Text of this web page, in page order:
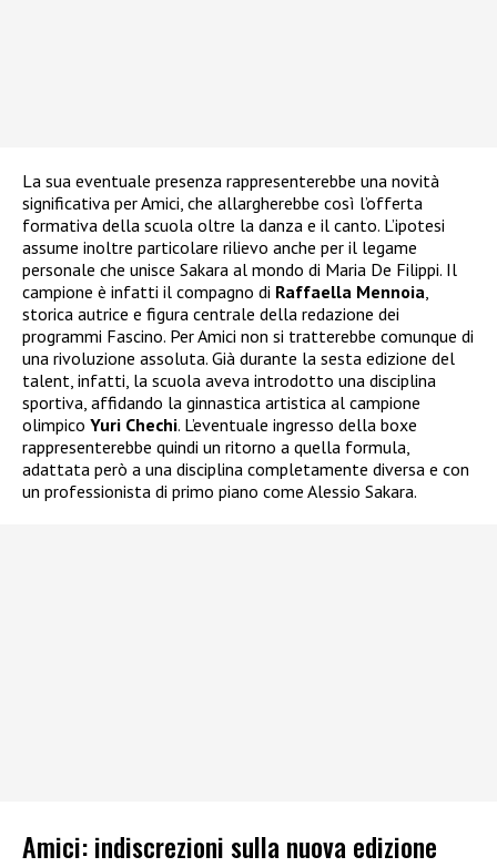
La sua eventuale presenza rappresenterebbe una novità
significativa per Amici, che allargherebbe così l’offerta
formativa della scuola oltre la danza e il canto. L’ipotesi
assume inoltre particolare rilievo anche per il legame
personale che unisce Sakara al mondo di Maria De Filippi. Il
campione è infatti il compagno di Raffaella Mennoia
storica autrice e figura centrale della redazione dei
programmi Fascino. Per Amici non si tratterebbe comunque di
una rivoluzione assoluta. Già durante la sesta edizione del
talent, infatti, la scuola aveva introdotto una disciplina
sportiva, affidando la ginnastica artistica al campione
olimpico Yuri Chechi. L’eventuale ingresso della boxe
rappresenterebbe quindi un ritorno a quella formula,
adattata però a una disciplina completamente diversa e con
un professionista di primo piano come Alessio Sakara.
Amici: indiscrezioni sulla nuova edizione